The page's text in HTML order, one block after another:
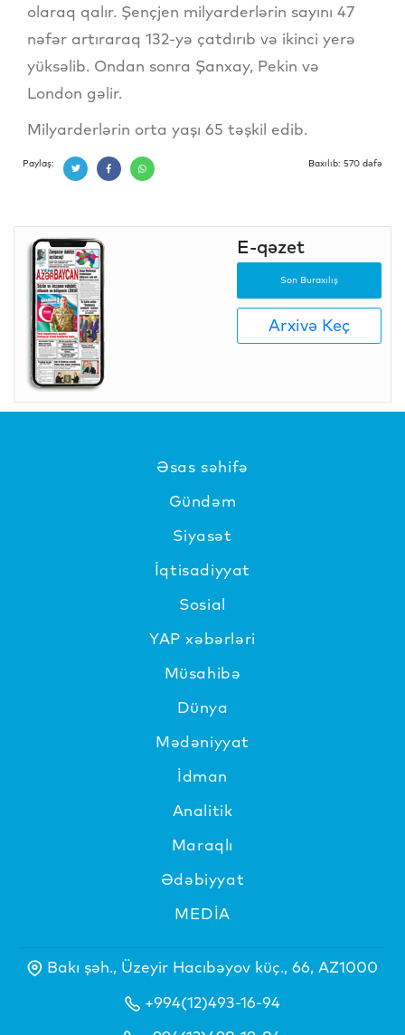
olaraq qalır. Şençjen milyarderlərin sayını 47
nəfər artıraraq 132-yə çatdırıb və ikinci yerə
yüksəlib. Ondan sonra Şanxay, Pekin və
London gəlir.
Milyarderlərin orta yaşı 65 təşkil edib.
Paylaş: Baxılıb: 570 dəfə
E-qəzet
Son Buraxılış
Arxivə Keç
Əsas səhifə
Gündəm
Siyasət
İqtisadiyyat
Sosial
YAP xəbərləri
Müsahibə
Dünya
Mədəniyyat
İdman
Analitik
Maraqlı
Ədəbiyyat
MEDİA
Bakı şəh., Üzeyir Hacıbəyov küç., 66, AZ1000
+994(12)493-16-94